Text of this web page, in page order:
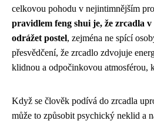
celkovou pohodu v nejintimnějším
pravidlem feng shui je, že zrcadla
odrážet postel, zejména ne spící
přesvědčení, že zrcadlo zdvojuje
klidnou a odpočinkovou atmosférou,
Když se člověk podívá do zrcadla
může to způsobit psychický neklid a